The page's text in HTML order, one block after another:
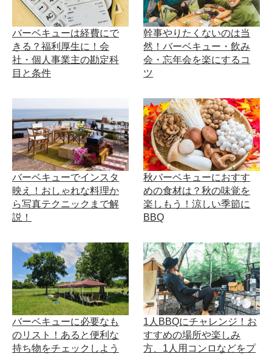
バーベキューは経費にで
きる？福利厚生に！会
社・個人事業主の勘定科
目と条件
幹事やりたくないのは当
然！バーベキュー・飲み
会・忘年会を楽にするコ
ツ
バーベキューでインスタ
映え！おしゃれな料理か
ら写真テクニックまで解
説！
秋バーベキューにおすす
めの食材は？秋の味覚を
楽しもう！涼しい季節に
BBQ
バーベキューに必要なも
のリスト！あると便利な
持ち物をチェックしよう
1人BBQにチャレンジ！お
すすめの場所や楽しみ
方、1人用コンロなどをプ